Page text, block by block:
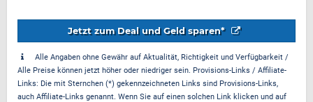
Jetzt zum Deal und Geld sparen*
Alle Angaben ohne Gewähr auf Aktualität, Richtigkeit und Verfügbarkeit /
Alle Preise können jetzt höher oder niedriger sein. Provisions-Links / Affiliate-
Links: Die mit Sternchen (*) gekennzeichneten Links sind Provisions-Links,
auch Affiliate-Links genannt. Wenn Sie auf einen solchen Link klicken und auf